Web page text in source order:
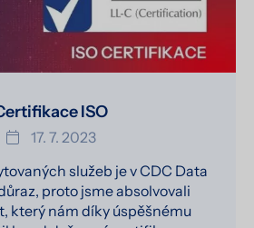
ISO
17. 7. 2023
služeb je v CDC Data
proto jsme absolvovali
který nám díky úspěšnému